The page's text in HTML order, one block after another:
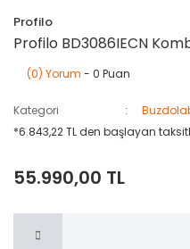
Profilo
Profilo BD3086IECN
(0) Yorum - 0 Puan
Kategori
*6.843,22 TL den başlayan
55.990,00 TL